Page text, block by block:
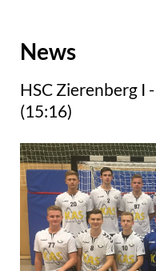
News
HSC Zierenberg I
(15:16)